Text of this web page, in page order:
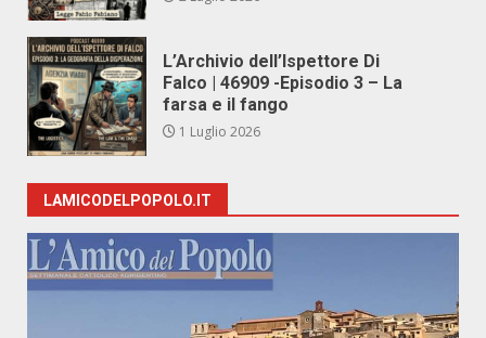
L’Archivio dell’Ispettore Di
Falco | 46909 -Episodio 3 – La
farsa e il fango
1 Luglio 2026
LAMICODELPOPOLO.IT